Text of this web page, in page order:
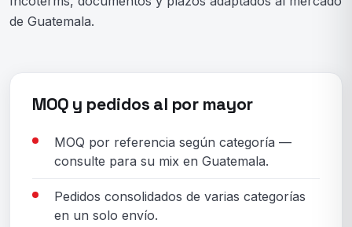
de Guatemala.
MOQ y pedidos al por mayor
MOQ por referencia según categoría —
consulte para su mix en Guatemala.
Pedidos consolidados de varias categorías
en un solo envío.